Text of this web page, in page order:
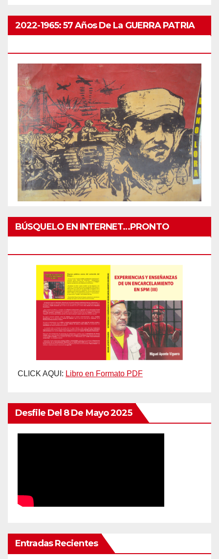
2022-1965: 57 Años De La GUERRA PATRIA
BÚSQUELO EN INTERNET…PRONTO
CLICK AQUI: Libro en Formato PDF
Desfile Del 8 De Mayo 2025
Entradas Recientes